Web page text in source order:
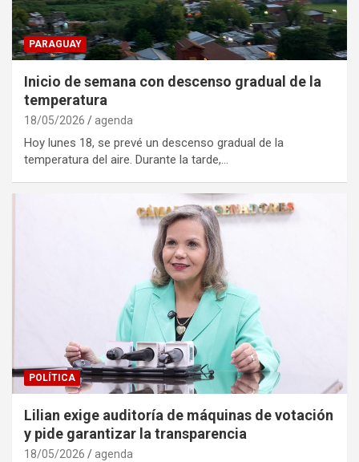
PARAGUAY
Inicio de semana con descenso gradual de la
temperatura
18/05/2026 agenda
Hoy lunes 18, se prevé un descenso gradual de la
temperatura del aire. Durante la tarde,…
POLÍTICA
Lilian exige auditoría de máquinas de votación
y pide garantizar la transparencia
18/05/2026 agenda